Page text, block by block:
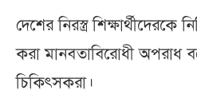
দেশের নিরস্ত্র শিক্ষার্থীদেরকে
করা মানবতাবিরোধী অপরাধ
চিকিৎসকরা।